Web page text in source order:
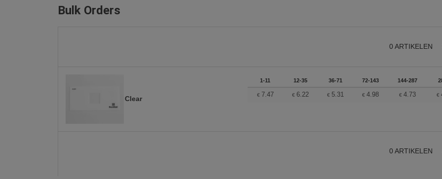
Bulk Orders
0 ARTIKELEN
Clear
1-11 12-35 36-71 72-143 144-287
€ 7.47 € 6.22 € 5.31 € 4.98 €4.73 €
0 ARTIKELEN